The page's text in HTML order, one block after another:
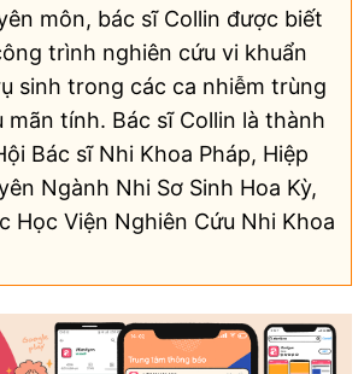
môn, bác sĩ Collin được biết
trình nghiên cứu vi khuẩn
sinh trong các ca nhiễm trùng
mãn tính. Bác sĩ Collin là thành
Bác sĩ Nhi Khoa Pháp, Hiệp
Ngành Nhi Sơ Sinh Hoa Kỳ,
Học Viện Nghiên Cứu Nhi Khoa